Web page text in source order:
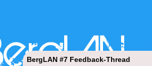
BergLAN #7 Feedback-Thread